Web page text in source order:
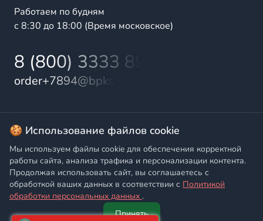
Работаем по будням
с 8:30 до 18:00 (Время московское)
8 (800) 3333 899
order+7894@bpks.ru
© 2025 БалтПромКомплект — комплексные поставки
высококачественной продукции промышленного и
бытового назначения
Политика конфиденциальности,Согласие на обработку
персональных данных
🍪 Использование файлов cookie
Мы используем файлы cookie для обеспечения корректной
работы сайта, анализа трафика и персонализации контента.
Продолжая использовать сайт, вы соглашаетесь с
обработкой ваших данных в соответствии с Политикой
обработки персональных данных .
Принять